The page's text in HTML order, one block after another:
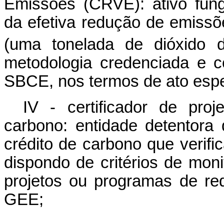
Emissões (CRVE): ativo
da efetiva redução de
(uma tonelada de dióxido
metodologia credenciada e
SBCE, nos termos de ato
IV - certificador de
carbono: entidade
crédito de carbono que
dispondo de critérios de
projetos ou programas de
GEE;